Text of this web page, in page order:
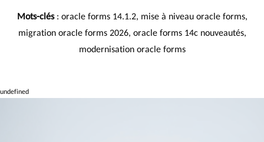
Mots-clés: oracle forms 14.1.2, mise à niveau oracle forms,
migration oracle forms 2026, oracle forms 14c nouveautés,
modernisation oracle forms
undefined